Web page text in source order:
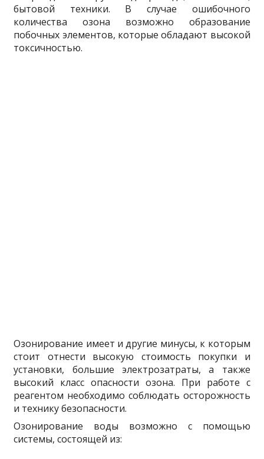
бытовой техники. В случае ошибочного
количества озона возможно образование
побочных элементов, которые обладают высокой
токсичностью.
Озонирование имеет и другие минусы, к которым
стоит отнести высокую стоимость покупки и
установки, большие электрозатраты, а также
высокий класс опасности озона. При работе с
реагентом необходимо соблюдать осторожность
и технику безопасности.
Озонирование воды возможно с помощью
системы, состоящей из: